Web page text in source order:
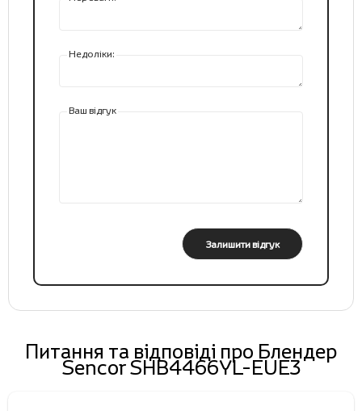
Недоліки:
Ваш відгук
Залишити відгук
Питання та відповіді про Блендер
Sencor SHB4466YL-EUE3